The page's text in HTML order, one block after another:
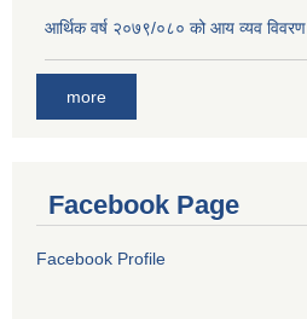
आर्थिक वर्ष २०७९/०८० को आय व्यव विवरण
more
Facebook Page
Facebook Profile